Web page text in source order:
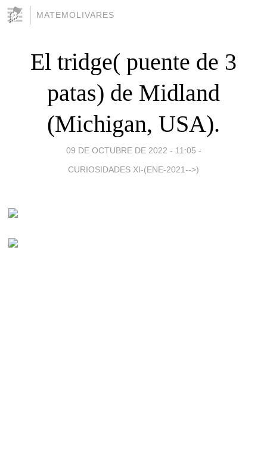
MATEMOLIVARES
El tridge( puente de 3
patas) de Midland
(Michigan, USA).
09 DE OCTUBRE DE 2022 - 11:05 -
CURIOSIDADES XI-(ENE-2021-->)